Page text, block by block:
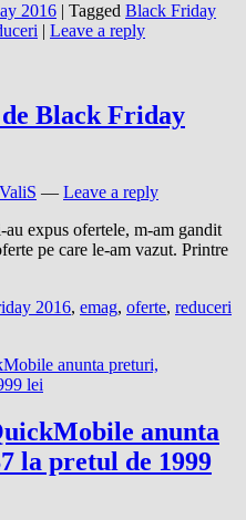
2016 | Tagged Black Friday
| Leave a reply
Black Friday
ValiS — Leave a reply
expus ofertele, m-am gandit
pe care le-am vazut. Printre
2016, emag, oferte, reduceri
anunta
la pretul de 1999